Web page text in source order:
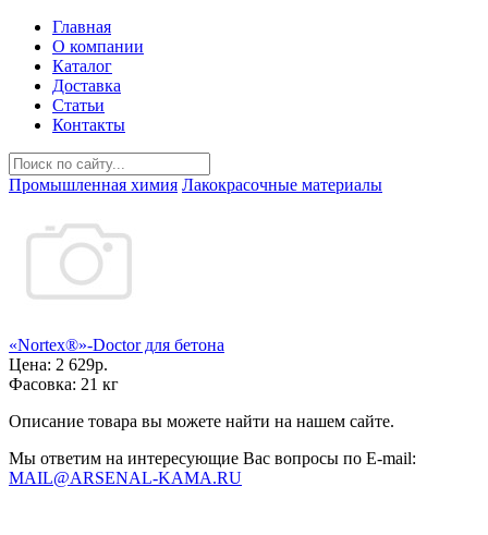
Главная
О компании
Каталог
Доставка
Статьи
Контакты
Промышленная химия Лакокрасочные материалы
«Nortex®»-Doctor для бетона
Цена: 2 629р.
Фасовка: 21 кг
Описание товара вы можете найти на нашем сайте.
Мы ответим на интересующие Вас вопросы по E-mail:
MAIL@ARSENAL-KAMA.RU